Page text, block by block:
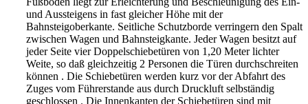
und Aussteigens in fast gleicher Höhe mit der
Bahnsteigoberkante. Seitliche Schutzborde verringern den Spalt
zwischen Wagen und Bahnsteigkante. Jeder Wagen besitzt auf
jeder Seite vier Doppelschiebetüren von 1,20 Meter lichter
Weite, so daß gleichzeitig 2 Personen die Türen durchschreiten
können . Die Schiebetüren werden kurz vor der Abfahrt des
Zuges vom Führerstande aus durch Druckluft selbständig
geschlossen . Die Innenkanten der Schiebetüren sind mit